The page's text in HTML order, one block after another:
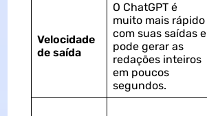
Velocidade
de saída
O ChatGPT é
muito mais rápido
com suas saídas e
pode gerar as
redações inteiros
em poucos
segundos.